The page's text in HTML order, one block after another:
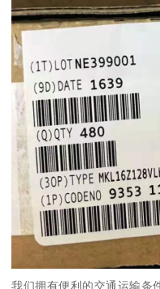
我们拥有便利的交通运输条